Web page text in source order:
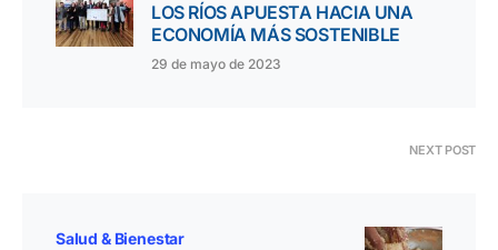
LOS RÍOS APUESTA HACIA UNA
ECONOMÍA MÁS SOSTENIBLE
29 de mayo de 2023
NEXT POST
Salud & Bienestar